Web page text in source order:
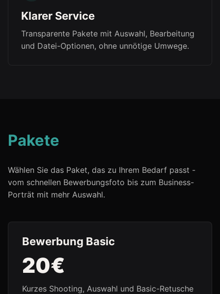
Klarer Service
Transparente Pakete mit Auswahl, Bearbeitung
und Datei-Optionen, ohne unnötige Umwege.
Pakete
Wählen Sie das Paket, das zu Ihrem Bedarf passt -
vom schnellen Bewerbungsfoto bis zum Business-
Porträt mit mehr Auswahl.
Bewerbung Basic
20€
Kurzes Shooting, Auswahl und Basic-Retusche